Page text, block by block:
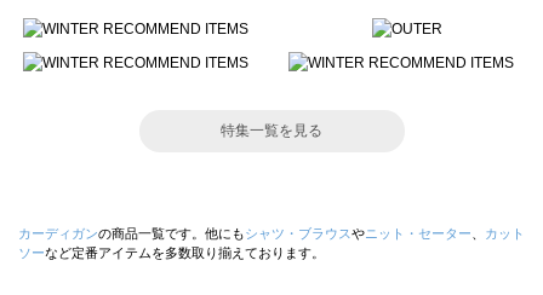
特集一覧を見る
カーディガンの商品一覧です。他にもシャツ・ブラウスやニット・セーター
カット
ソーなど定番アイテムを多数取り揃えております。